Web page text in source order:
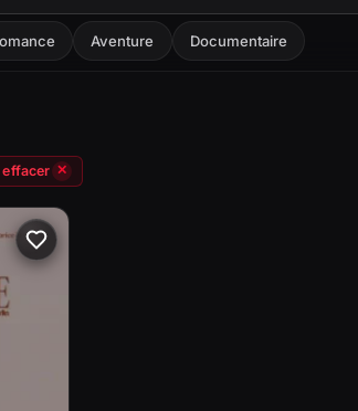
Aventure Documentaire
effacer ✕